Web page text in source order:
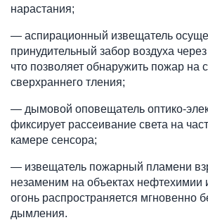
нарастания;
— аспирационный извещатель
принудительный забор воздуха
что позволяет обнаружить пожар на
сверхраннего тления;
— дымовой оповещатель оптико-
фиксирует рассеивание света на
камере сенсора;
— извещатель пожарный пламени
незаменим на объектах нефтехимии
огонь распространяется мгновенно
дымления.